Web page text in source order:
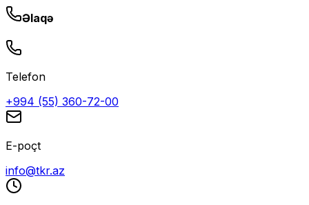
Əlaqə
Telefon
+994 (55) 360-72-00
E-poçt
info@tkr.az